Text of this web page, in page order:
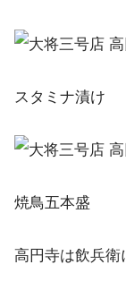
スタミナ漬け
焼鳥五本盛
高円寺は飲兵衛